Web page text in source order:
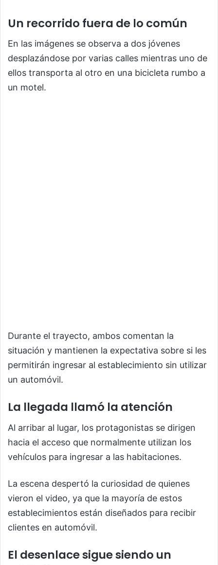
Un recorrido fuera de lo común
En las imágenes se observa a dos jóvenes
desplazándose por varias calles mientras uno de
ellos transporta al otro en una bicicleta rumbo a
un motel.
Durante el trayecto, ambos comentan la
situación y mantienen la expectativa sobre si les
permitirán ingresar al establecimiento sin utilizar
un automóvil.
La llegada llamó la atención
Al arribar al lugar, los protagonistas se dirigen
hacia el acceso que normalmente utilizan los
vehículos para ingresar a las habitaciones.
La escena despertó la curiosidad de quienes
vieron el video, ya que la mayoría de estos
establecimientos están diseñados para recibir
clientes en automóvil.
El desenlace sigue siendo un